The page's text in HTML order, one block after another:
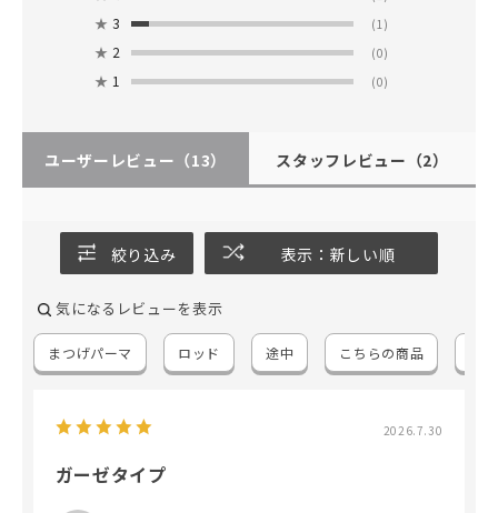
★ 3 (1)
★ 2 (0)
★ 1 (0)
ユーザーレビュー （13） スタッフレビュー （2）
絞り込み 表示：新しい順
気になるレビューを表示
まつげパーマ ロッド 途中 こちらの商品
2026.7.30
ガーゼタイプ